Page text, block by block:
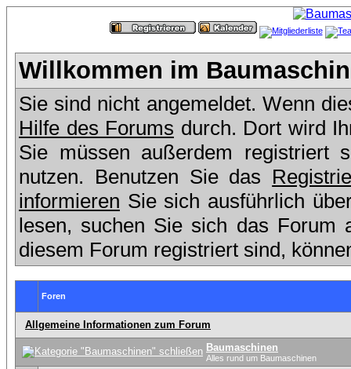
Willkommen im
Sie sind nicht angemeldet. Wenn
Hilfe des Forums durch. Dort wird
Sie müssen außerdem registriert
nutzen. Benutzen Sie das
informieren Sie sich ausführlich
lesen, suchen Sie sich das Forum
diesem Forum registriert sind,
Foren
Allgemeine Informationen zum Forum
Baumaschinen
Alles rund um Baumaschinen